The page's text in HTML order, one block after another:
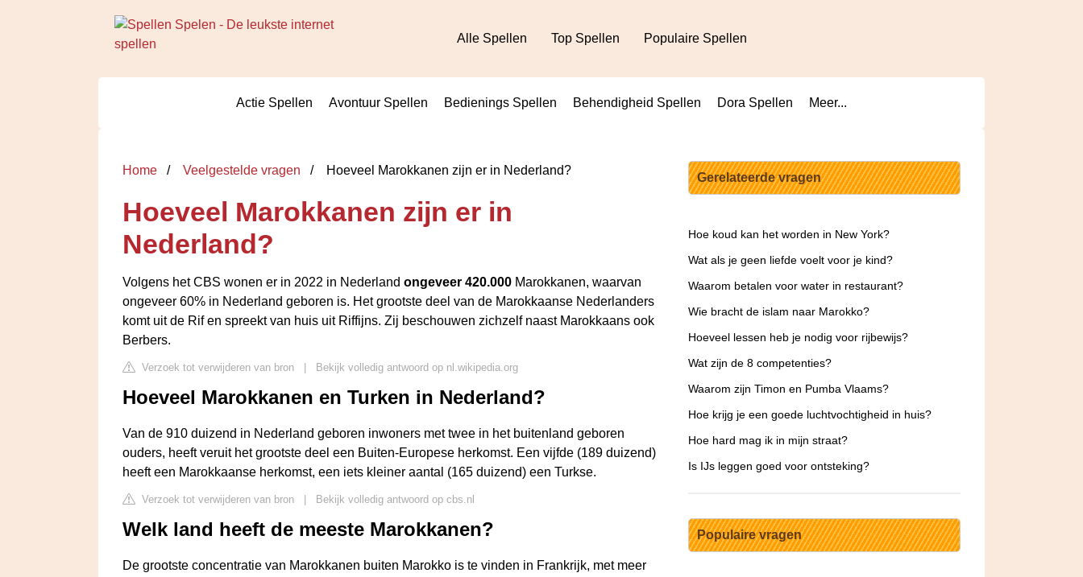
Alle Spellen Top Spellen Populaire Spellen
Actie Spellen Avontuur Spellen Bedienings Spellen Behendigheid Spellen Dora Spellen Meer...
Home Veelgestelde vragen Hoeveel Marokkanen zijn er in Nederland?
Hoeveel Marokkanen zijn er in
Nederland?
Volgens het CBS wonen er in 2022 in Nederland ongeveer 420.000 Marokkanen, waarvan
ongeveer 60% in Nederland geboren is. Het grootste deel van de Marokkaanse Nederlanders
komt uit de Rif en spreekt van huis uit Riffijns. Zij beschouwen zichzelf naast Marokkaans ook
Berbers.
Verzoek tot verwijderen van bron Bekijk volledig antwoord op nl.wikipedia.org
Hoeveel Marokkanen en Turken in Nederland?
Van de 910 duizend in Nederland geboren inwoners met twee in het buitenland geboren
ouders, heeft veruit het grootste deel een Buiten-Europese herkomst. Een vijfde (189 duizend)
heeft een Marokkaanse herkomst, een iets kleiner aantal (165 duizend) een Turkse.
Verzoek tot verwijderen van bron Bekijk volledig antwoord op cbs.nl
Welk land heeft de meeste Marokkanen?
De grootste concentratie van Marokkanen buiten Marokko is te vinden in Frankrijk, met meer
Gerelateerde vragen
Hoe koud kan het worden in New York?
Wat als je geen liefde voelt voor je kind?
Waarom betalen voor water in restaurant?
Wie bracht de islam naar Marokko?
Hoeveel lessen heb je nodig voor rijbewijs?
Wat zijn de 8 competenties?
Waarom zijn Timon en Pumba Vlaams?
Hoe krijg je een goede luchtvochtigheid in huis?
Hoe hard mag ik in mijn straat?
Is IJs leggen goed voor ontsteking?
Populaire vragen